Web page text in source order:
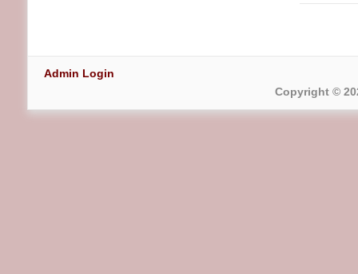
Admin Login
Copyright ©